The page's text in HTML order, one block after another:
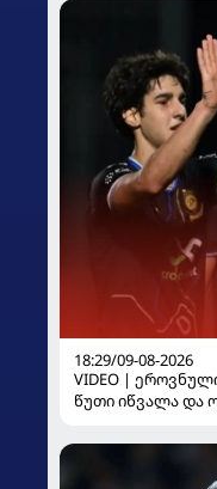
18:29/09-08-2026
VIDEO |
წუთი იწვალა და